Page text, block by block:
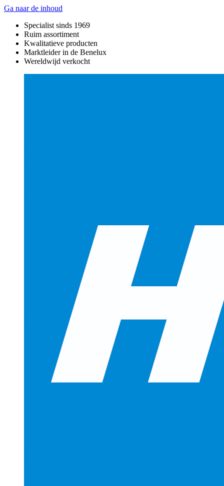
Ga naar de inhoud
Specialist sinds 1969
Ruim assortiment
Kwalitatieve producten
Marktleider in de Benelux
Wereldwijd verkocht